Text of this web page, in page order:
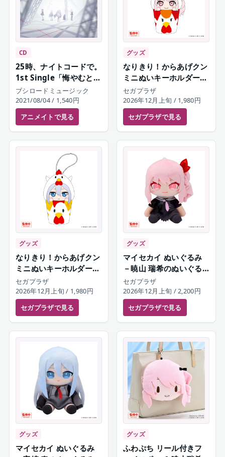
CD
25時、ナイトコードで。
1st Single「悔やむと書
いてミライ/携帯恋話/ジ
ャックポットサッドガー
ル」
ブシロードミュージック
2021/08/04/ 1,540円
アニメイトで見る
グッズ
なりきり！からあげクン
ミニぬいキーホルダー
暁山瑞希
セガプラザ
2026年12月上旬 / 1,980円
セガプラザで見る
グッズ
なりきり！からあげクン
ミニぬいキーホルダー
宵崎奏
セガプラザ
2026年12月上旬 / 1,980円
セガプラザで見る
グッズ
マイセカイ ぬいぐるみ
－暁山 瑞希のぬいぐる
み－（S）
セガプラザ
2026年12月上旬 / 2,200円
セガプラザで見る
グッズ
マイセカイ ぬいぐるみ
グッズ
ふわぷち リール付きフ